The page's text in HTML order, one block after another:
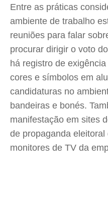
Entre as práticas
ambiente de trabalho
reuniões para falar
procurar dirigir o voto
há registro de
cores e símbolos em
candidaturas no
bandeiras e bonés.
manifestação em sites
de propaganda
monitores de TV da